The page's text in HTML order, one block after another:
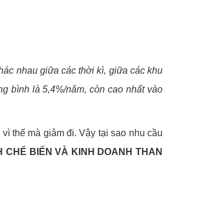
nhau giữa các thời kì, giữa các khu
bình là 5,4%/năm, còn cao nhất vào
thế mà giảm đi. Vậy tại sao nhu cầu
CHẾ BIẾN VÀ KINH DOANH THAN